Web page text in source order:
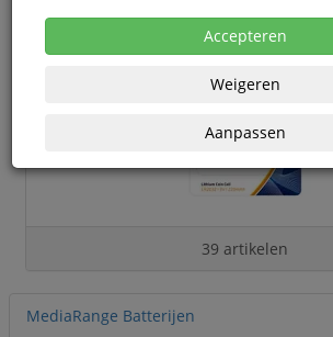
39 artikelen
MediaRange Batterijen
Accepteren
Weigeren
Aanpassen